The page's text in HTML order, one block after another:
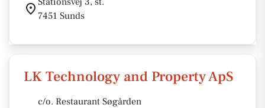
7451 Sunds
LK Technology and Property ApS
c/o. Restaurant Søgården